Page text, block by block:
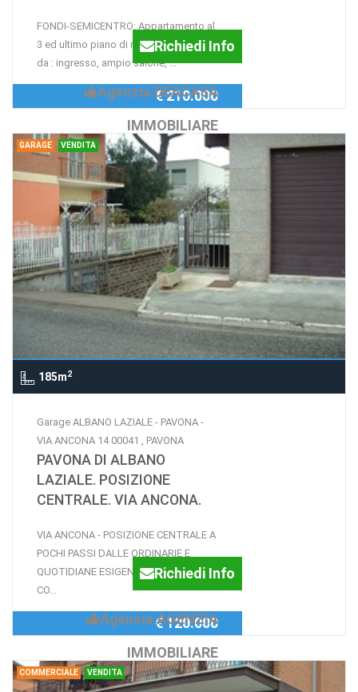
FONDI-SEMICENTRO: Appartamento al
3 ed ultimo piano di mq.115 composto
da : ingresso, ampio salone, ...
Richiedi Info
Agenzia:DEACASA
IMMOBILIARE
€ 210.000
GARAGE VENDITA
185m2
Garage ALBANO LAZIALE - PAVONA -
VIA ANCONA 14 00041 , PAVONA
PAVONA DI ALBANO
LAZIALE. POSIZIONE
CENTRALE. VIA ANCONA.
VIA ANCONA - POSIZIONE CENTRALE A
POCHI PASSI DALLE ORDINARIE E
QUOTIDIANE ESIGENZE E SERVIZI -
CO...
Richiedi Info
Agenzia:AGENZIA
IMMOBILIARE
QUATTROSTRADE
€ 120.000
COMMERCIALE VENDITA